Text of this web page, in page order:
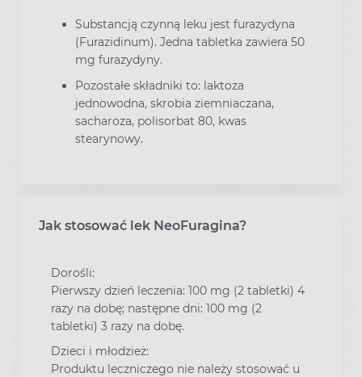
Substancją czynną leku jest furazydyna
(Furazidinum). Jedna tabletka zawiera 50
mg furazydyny.
Pozostałe składniki to: laktoza
jednowodna, skrobia ziemniaczana,
sacharoza, polisorbat 80, kwas
stearynowy.
Jak stosować lek NeoFuragina?
Dorośli:
Pierwszy dzień leczenia: 100 mg (2 tabletki) 4
razy na dobę; następne dni: 100 mg (2
tabletki) 3 razy na dobę.
Dzieci i młodzież:
Produktu leczniczego nie należy stosować u